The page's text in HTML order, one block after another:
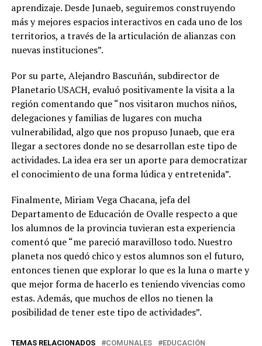
aprendizaje. Desde Junaeb, seguiremos construyendo
más y mejores espacios interactivos en cada uno de los
territorios, a través de la articulación de alianzas con
nuevas instituciones”.
Por su parte, Alejandro Bascuñán, subdirector de
Planetario USACH, evaluó positivamente la visita a la
región comentando que “nos visitaron muchos niños,
delegaciones y familias de lugares con mucha
vulnerabilidad, algo que nos propuso Junaeb, que era
llegar a sectores donde no se desarrollan este tipo de
actividades. La idea era ser un aporte para democratizar
el conocimiento de una forma lúdica y entretenida”.
Finalmente, Miriam Vega Chacana, jefa del
Departamento de Educación de Ovalle respecto a que
los alumnos de la provincia tuvieran esta experiencia
comentó que “me pareció maravilloso todo. Nuestro
planeta nos quedó chico y estos alumnos son el futuro,
entonces tienen que explorar lo que es la luna o marte y
que mejor forma de hacerlo es teniendo vivencias como
estas. Además, que muchos de ellos no tienen la
posibilidad de tener este tipo de actividades”.
TEMAS RELACIONADOS COMUNALES
EDUCACIÓN